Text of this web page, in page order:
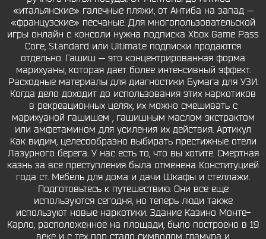
«итальянские» галечные пляжи, от Антиба на запад —
«французские» песчаные. Для многопользовательской
игры онлайн с консоли нужна подписка Xbox Game Pass
Core, Standard или Ultimate подписки продаются
отдельно. Гашиш — это концентрированная форма
марихуаны, которая дает более интенсивный эффект.
Расходные материалы для диагностики Бумага для УЗИ.
Когда дело доходит до использования этих наркотиков
в рекреационных целях, их можно смешивать с
марихуаной гашишем , гашишным маслом экстрактом
или амфетамином для усиления их действия. Артикул
Как видим, целесообразно выбирать престижные отели
Лазурного берега. У нас есть то, что вы хотите. Смертная
казнь за все преступления была отменена Конституцией
года ст. Мебель для дома и дачи Шкафы и стеллажи.
Подготовьтесь к путешествию. Они все еще
используются сегодня, но теперь люди также
используют новые наркотики. Здание Казино Монте-
Карло, расположенное на площади, было построено в 19
веке и с тех пор стало символом гламура и